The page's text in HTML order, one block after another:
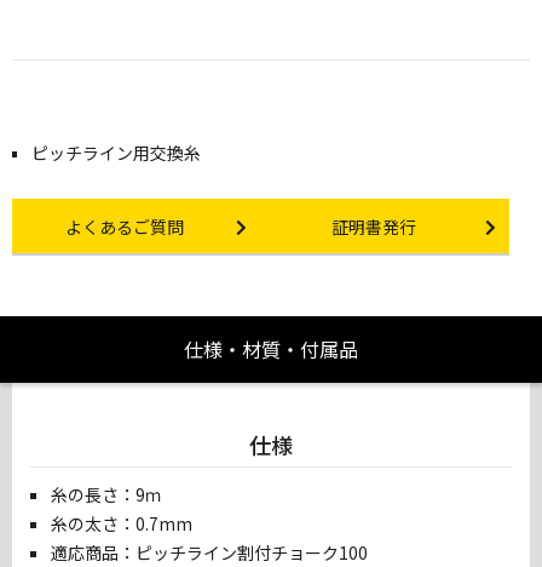
ピッチライン用交換糸
Other link
よくあるご質問 Certificate Issuance
証明書発行
仕様・材質・付属品
仕様
糸の長さ：9ｍ
糸の太さ：0.7mm
適応商品：ピッチライン割付チョーク100